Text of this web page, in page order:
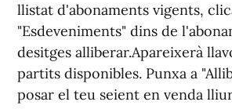
llistat d'abonaments vigents,
"Esdeveniments" dins de
desitges alliberar.Apareixerà
partits disponibles. Punxa a
posar el teu seient en venda